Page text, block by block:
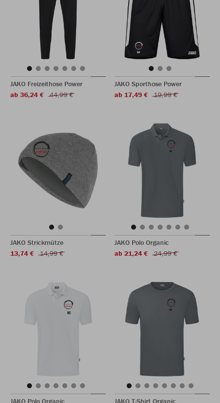
JAKO Freizeithose Power
ab 36,24 €
44,99 €
JAKO Sporthose Power
ab 17,49 €
19,99 €
JAKO Strickmütze
13,74 €
14,99 €
JAKO Polo Organic
ab 21,24 €
24,99 €
JAKO Polo Organic JAKO T-Shirt Organic